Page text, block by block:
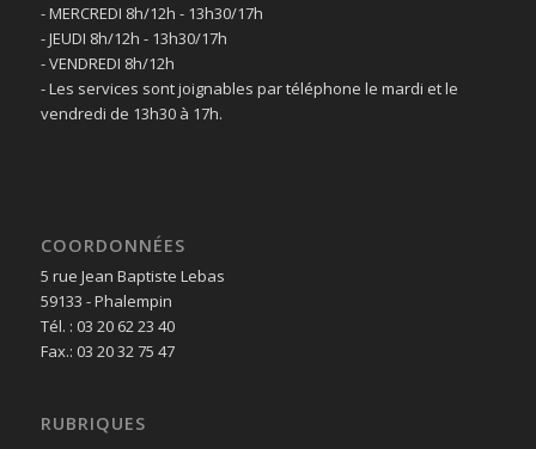
- MERCREDI 8h/12h - 13h30/17h
- JEUDI 8h/12h - 13h30/17h
- VENDREDI 8h/12h
- Les services sont joignables par téléphone le mardi et le
vendredi de 13h30 à 17h.
COORDONNÉES
5 rue Jean Baptiste Lebas
59133 - Phalempin
Tél. : 03 20 62 23 40
Fax.: 03 20 32 75 47
RUBRIQUES